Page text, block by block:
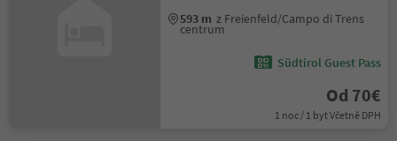
593 m z Freienfeld/Campo di Trens
centrum
Südtirol Guest Pass
Od 70€
1 noc / 1 byt Včetně DPH